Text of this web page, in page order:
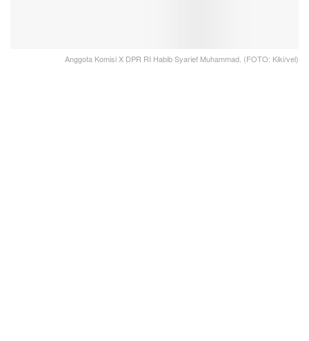
Anggota Komisi X DPR RI Habib Syarief Muhammad. (FOTO: Kiki/vel)